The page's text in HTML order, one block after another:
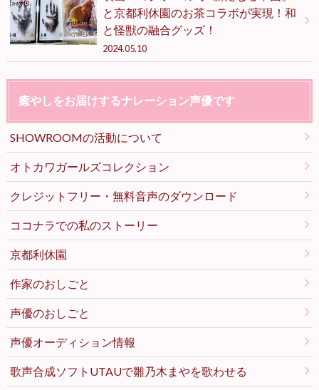
と京都利休園のお茶コラボが実現！和
と怪獣の融合グッズ！
2024.05.10
癒やしをお届けするナレーション声優です
SHOWROOMの活動について
オトカワガールズコレクション
クレジットフリー・無料音声のダウンロード
ココナラでの私のストーリー
京都利休園
作家のおしごと
声優のおしごと
声優オーディション情報
歌声合成ソフトUTAUで雛乃木まやを歌わせる